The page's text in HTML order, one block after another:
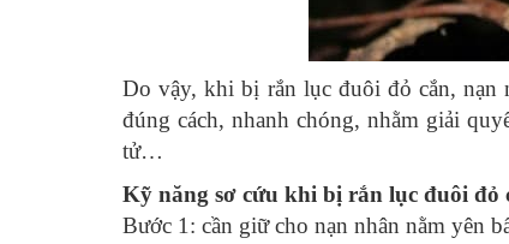
Do vậy, khi bị rắn lục đuôi đỏ cắn, nạn
đúng cách, nhanh chóng, nhằm giải
tử…
Kỹ năng sơ cứu khi bị rắn lục đuôi đỏ
Bước 1: cần giữ cho nạn nhân nằm yên